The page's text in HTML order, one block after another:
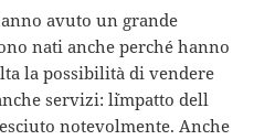
avuto un grande
nati anche perché hanno
la possibilità di vendere
servizi: l´impatto dell
notevolmente. Anche